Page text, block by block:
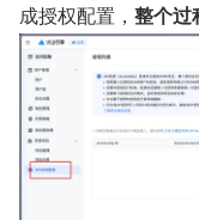
成授权配置， 整个过